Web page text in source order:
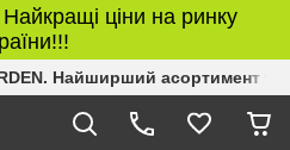
ціни на ринку
Найширший асортимент